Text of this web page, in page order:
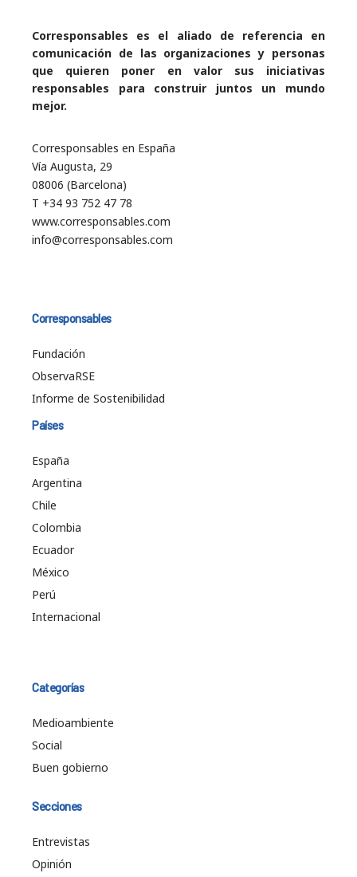
Corresponsables es el aliado de referencia en
comunicación de las organizaciones y personas
que quieren poner en valor sus iniciativas
responsables para construir juntos un mundo
mejor.
Corresponsables en España
Vía Augusta, 29
08006 (Barcelona)
T +34 93 752 47 78
www.corresponsables.com
info@corresponsables.com
Corresponsables
Fundación
ObservaRSE
Informe de Sostenibilidad
Países
España
Argentina
Chile
Colombia
Ecuador
México
Perú
Internacional
Categorías
Medioambiente
Social
Buen gobierno
Secciones
Entrevistas
Opinión